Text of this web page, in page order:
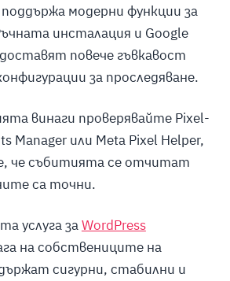
модерни функции за
инсталация и Google
повече гъвкавост
за проследяване.
винаги проверявайте Pixel-
Manager или Meta Pixel Helper,
че събитията се отчитат
са точни.
услуга заWordPress
на собствениците на
сигурни, стабилни и